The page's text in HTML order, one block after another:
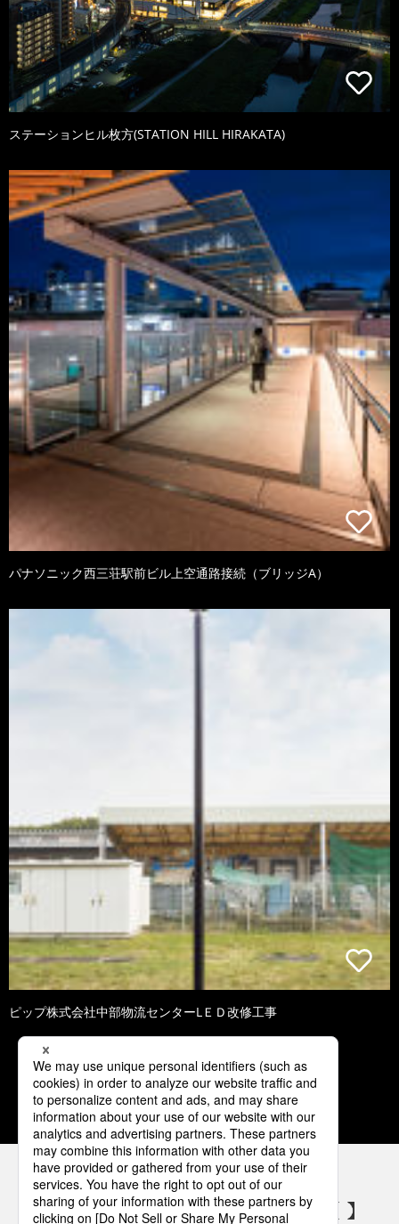
ステーションヒル枚方(STATION HILL HIRAKATA)
パナソニック西三荘駅前ビル上空通路接続（ブリッジA）
ピップ株式会社中部物流センターLＥＤ改修工事
1 2 3 4 5
パナソニックの電気設備 SNSアカウント